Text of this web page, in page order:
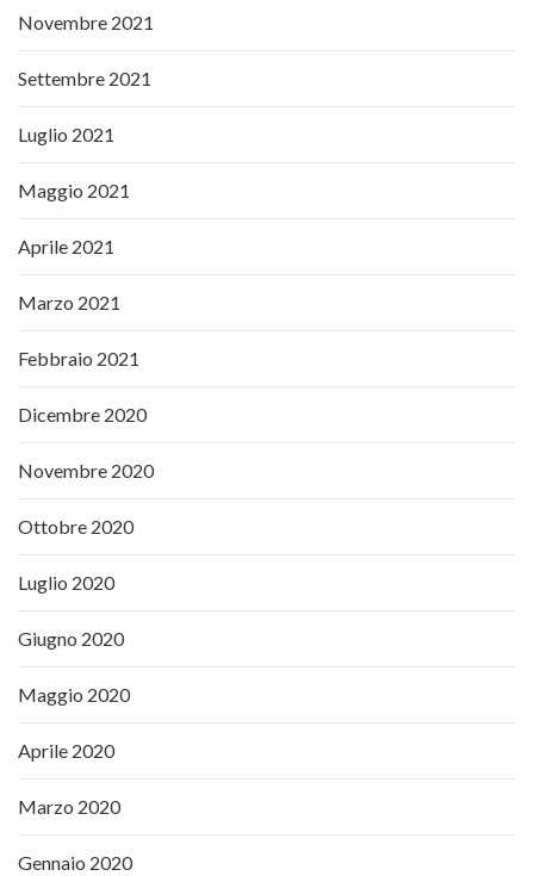
Novembre 2021
Settembre 2021
Luglio 2021
Maggio 2021
Aprile 2021
Marzo 2021
Febbraio 2021
Dicembre 2020
Novembre 2020
Ottobre 2020
Luglio 2020
Giugno 2020
Maggio 2020
Aprile 2020
Marzo 2020
Gennaio 2020